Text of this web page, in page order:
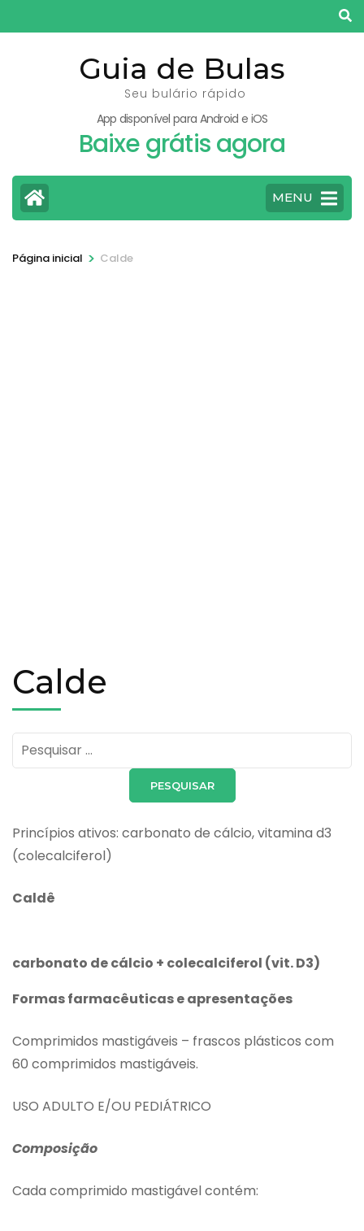
para
Guia de Bulas
Seu bulário rápido
App disponível para Android e iOS
Baixe grátis agora
MENU
Página inicial > Calde
Calde
Pesquisar
por:
Princípios ativos: carbonato de cálcio, vitamina d3
(colecalciferol)
Caldê
carbonato de cálcio + colecalciferol (vit. D3)
Formas farmacêuticas e apresentações
Comprimidos mastigáveis – frascos plásticos com
60 comprimidos mastigáveis.
USO ADULTO E/OU PEDIÁTRICO
Composição
Cada comprimido mastigável contém: